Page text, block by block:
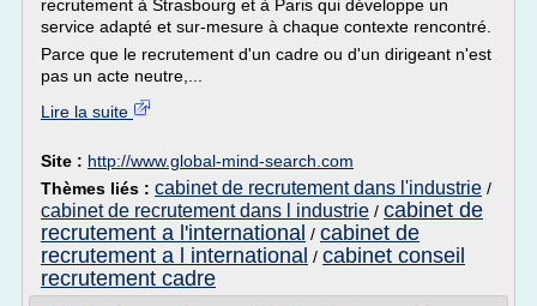
recrutement à Strasbourg et à Paris qui développe un
service adapté et sur-mesure à chaque contexte rencontré.
Parce que le recrutement d'un cadre ou d'un dirigeant n'est
pas un acte neutre,...
Lire la suite
Site : http://www.global-mind-search.com
Thèmes liés : cabinet de recrutement dans l'industrie /
cabinet de recrutement dans l industrie / cabinet de
recrutement a l'international / cabinet de
recrutement a l international / cabinet conseil
recrutement cadre